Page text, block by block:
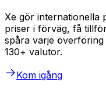
Xe gör internationella
priser i förväg, få
spåra varje överföring
130+ valutor.
Kom igång